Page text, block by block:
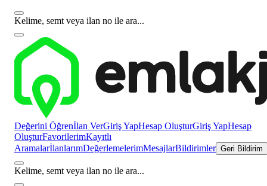
Kelime, semt veya ilan no ile ara...
Değerini Öğrenİlan VerGiriş YapHesap OluşturGiriş YapHesap
OluşturFavorilerimKayıtlı
AramalarİlanlarımDeğerlemelerimMesajlarBildirimler Geri Bildirim
Kelime, semt veya ilan no ile ara...